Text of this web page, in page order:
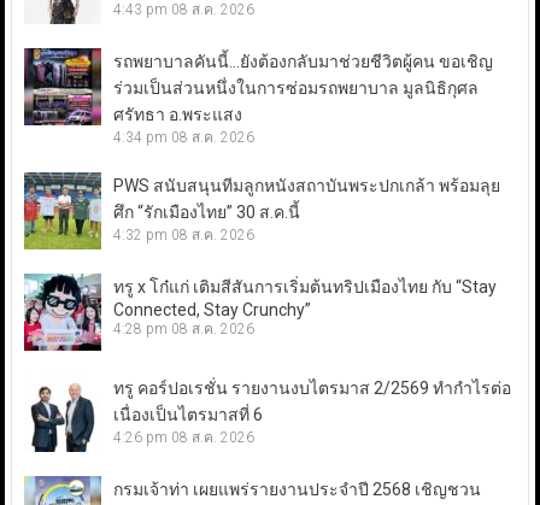
4:43 pm 08 ส.ค. 2026
รถพยาบาลคันนี้…ยังต้องกลับมาช่วยชีวิตผู้คน ขอเชิญ
ร่วมเป็นส่วนหนึ่งในการซ่อมรถพยาบาล มูลนิธิกุศล
ศรัทธา อ.พระแสง
4:34 pm 08 ส.ค. 2026
PWS สนับสนุนทีมลูกหนังสถาบันพระปกเกล้า พร้อมลุย
ศึก “รักเมืองไทย” 30 ส.ค.นี้
4:32 pm 08 ส.ค. 2026
ทรู x โก๋แก่ เติมสีสันการเริ่มต้นทริปเมืองไทย กับ “Stay
Connected, Stay Crunchy”
4:28 pm 08 ส.ค. 2026
ทรู คอร์ปอเรชั่น รายงานงบไตรมาส 2/2569 ทำกำไรต่อ
เนื่องเป็นไตรมาสที่ 6
4:26 pm 08 ส.ค. 2026
กรมเจ้าท่า เผยแพร่รายงานประจำปี 2568 เชิญชวน